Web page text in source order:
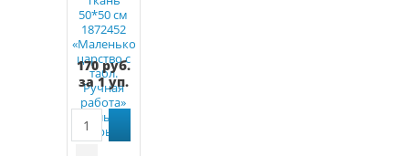
50*50 см
1872452
«Маленькое
царство с
табл.
Ручная
работа»
белый/
серый
170 руб.
за 1 уп.